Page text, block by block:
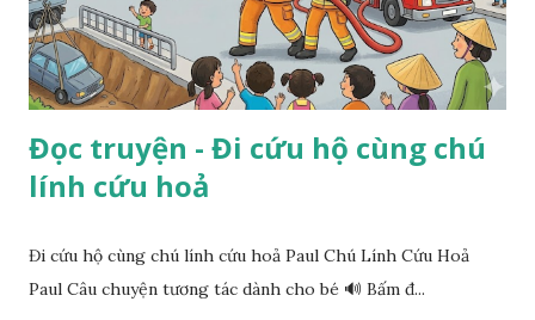
Đọc truyện - Đi cứu hộ cùng chú
lính cứu hoả
Đi cứu hộ cùng chú lính cứu hoả Paul Chú Lính Cứu Hoả
Paul Câu chuyện tương tác dành cho bé 🔊 Bấm đ...